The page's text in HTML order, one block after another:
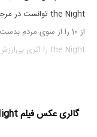
the Night توانست در مرجع ارزشگذاری سینما و تلویزیون یعنی
the Night را اثری بی‌ارزش و بسیار بد ارزیابی می‌کنند.
گالری عکس فیلم Children of the Night